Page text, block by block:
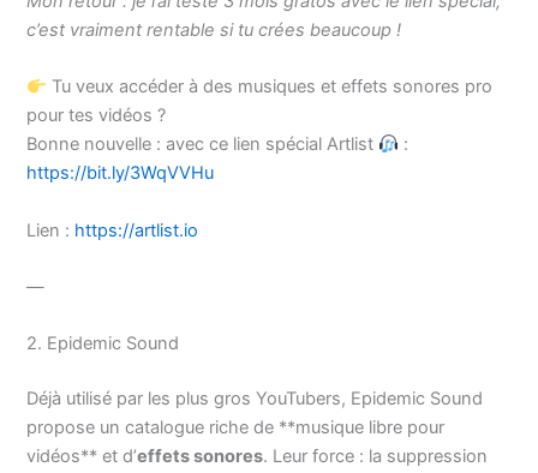
c’est vraiment rentable si tu crées beaucoup !
Tu veux accéder à des musiques et effets sonores pro
pour tes vidéos ?
Bonne nouvelle : avec ce lien spécial Artlist
:
https://bit.ly/3WqVVHu
Lien : https://artlist.io
—
2. Epidemic Sound
Déjà utilisé par les plus gros YouTubers, Epidemic Sound
propose un catalogue riche de **musique libre pour
vidéos** et d’effets sonores. Leur force : la suppression